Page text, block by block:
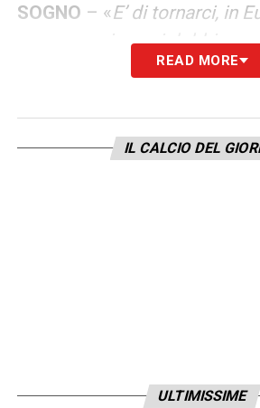
SOGNO – «E’ di tornarci, in
sogno, ma i sogni dobbiamo
obiettivi e ci stiamo lavorando
RUNJAIC– «E’ un allenatore
piaciuto da subito e che ora
LA PLAYLIST DELLE
READ MORE
IL CALCIO DEL
ULTIMISSIME